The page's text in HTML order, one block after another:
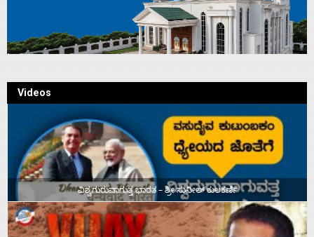
Videos
ವಿಶ್ವಗುರುವಾಗುತ್ತ ಭಾರತ – ಶ್ರೀ ಸುನೀಲ್‌ ಕುಲಕರ್ಣಿ